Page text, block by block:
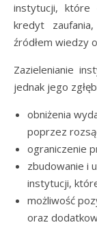
instytucji, które
kredyt
źródłem wiedzy
Zazielenianie
jednak jego
obniżenia
poprzez
ograniczenie
zbudowanie i
instytucji,
możliwość
oraz